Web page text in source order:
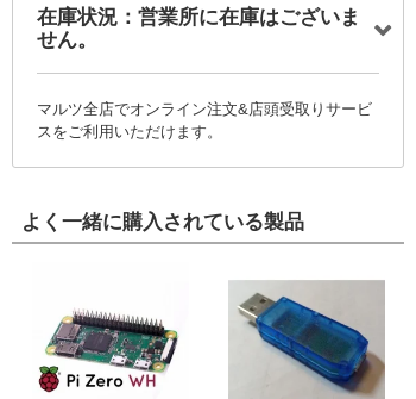
在庫状況：営業所に在庫はございま
せん。
マルツ全店でオンライン注文&店頭受取りサービ
スをご利用いただけます。
よく一緒に購入されている製品